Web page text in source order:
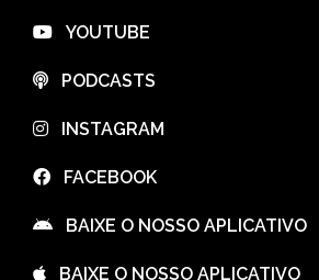
⠀YOUTUBE
⠀PODCASTS
⠀INSTAGRAM
⠀FACEBOOK
⠀BAIXE O NOSSO APLICATIVO
⠀BAIXE O NOSSO APLICATIVO